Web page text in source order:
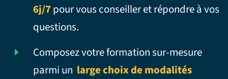
6j/7pour vous conseiller et répondre à vos
questions.
Composez votre formation sur-mesure
parmi un large choix de modalités